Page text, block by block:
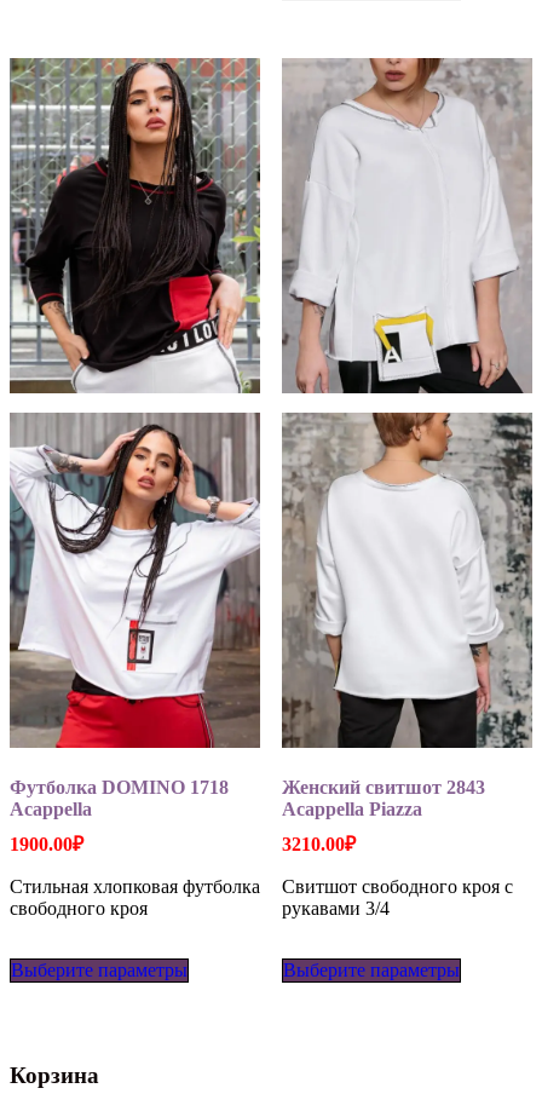
Опции
можно
выбрать
на
странице
товара.
Опции
можно
выбрать
странице
Футболка DOMINO 1718
Acappella
1900.00₽
Стильная хлопковая футболка
свободного кроя
Выберите параметры
Женский свитшот 2843
Acappella Piazza
3210.00₽
Свитшот свободного кроя с
рукавами 3/4
Выберите параметры
Корзина